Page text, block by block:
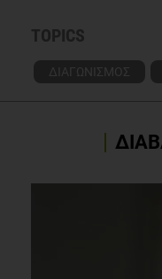
TOPICS
ΔΙΑΓΩΝΙΣΜΟΣ